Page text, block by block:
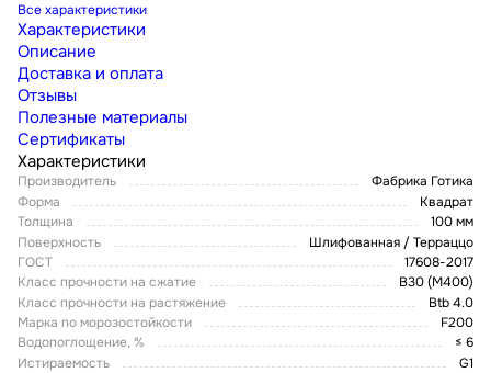
Все характеристики
Характеристики
Описание
Доставка и оплата
Отзывы
Полезные материалы
Сертификаты
Характеристики
Производитель
Фабрика Готика
Форма
Квадрат
Толщина
100 мм
Поверхность
Шлифованная / Терраццо
ГОСТ
17608-2017
Класс прочности на сжатие
В30 (М400)
Класс прочности на растяжение
Btb 4.0
Марка по морозостойкости
F200
Водопоглощение, %
≤ 6
Истираемость
G1